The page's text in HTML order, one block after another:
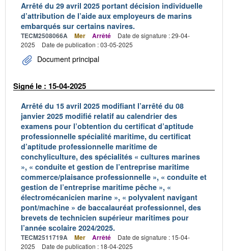
Arrêté du 29 avril 2025 portant décision individuelle
d’attribution de l’aide aux employeurs de marins
embarqués sur certains navires.
TECM2508066A Mer Arrêté
Date de signature : 29-04-
2025
Date de publication : 03-05-2025
Document principal
Signé le : 15-04-2025
Arrêté du 15 avril 2025 modifiant l’arrêté du 08
janvier 2025 modifié relatif au calendrier des
examens pour l’obtention du certificat d’aptitude
professionnelle spécialité maritime, du certificat
d’aptitude professionnelle maritime de
conchyliculture, des spécialités « cultures marines
», « conduite et gestion de l’entreprise maritime
commerce/plaisance professionnelle », « conduite et
gestion de l’entreprise maritime pêche », «
électromécanicien marine », « polyvalent navigant
pont/machine » de baccalauréat professionnel, des
brevets de technicien supérieur maritimes pour
l’année scolaire 2024/2025.
TECM2511719A Mer Arrêté
Date de signature : 15-04-
2025
Date de publication : 18-04-2025